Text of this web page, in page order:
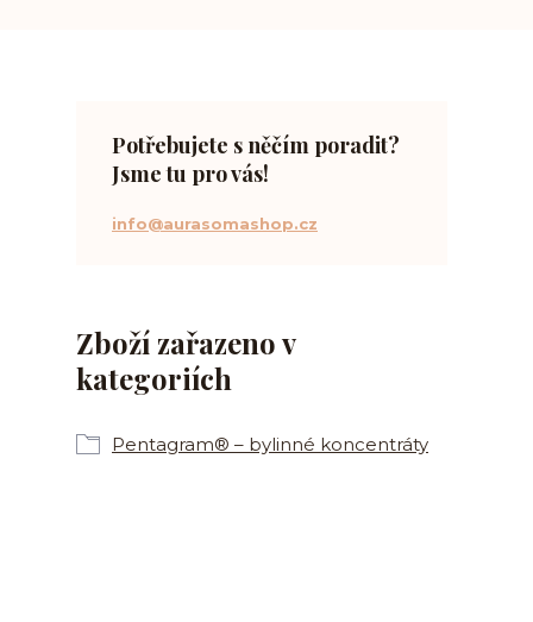
Zboží zařazeno v
kategoriích
Pentagram® – bylinné koncentráty
Potřebujete s něčím poradit?
Jsme tu pro vás!
info@aurasomashop.cz